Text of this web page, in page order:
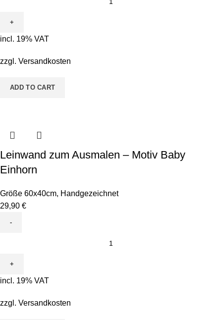
Ausmalen
-
Carli
quantity
incl. 19% VAT
zzgl. Versandkosten
ADD TO CART
Leinwand zum Ausmalen – Motiv Baby
Einhorn
Größe 60x40cm, Handgezeichnet
29,90 €
Ausmalen
-
Baby
incl. 19% VAT
zzgl. Versandkosten